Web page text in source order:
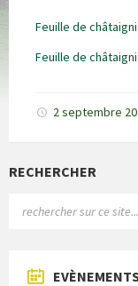
Feuille de
Feuille de
2 septembre
RECHERCHER